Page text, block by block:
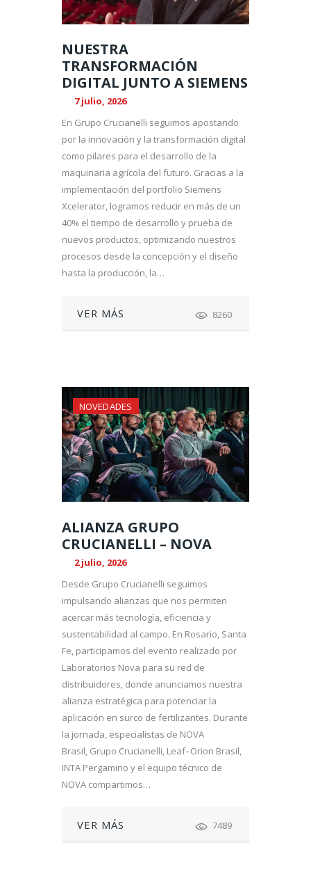
NUESTRA
TRANSFORMACIÓN
DIGITAL JUNTO A SIEMENS
7 julio, 2026
En Grupo Crucianelli seguimos apostando
por la innovación y la transformación digital
como pilares para el desarrollo de la
maquinaria agrícola del futuro. Gracias a la
implementación del portfolio Siemens
Xcelerator, logramos reducir en más de un
40% el tiempo de desarrollo y prueba de
nuevos productos, optimizando nuestros
procesos desde la concepción y el diseño
hasta la producción, la…
VER MÁS 8260
NOVEDADES
ALIANZA GRUPO
CRUCIANELLI – NOVA
2 julio, 2026
Desde Grupo Crucianelli seguimos
impulsando alianzas que nos permiten
acercar más tecnología, eficiencia y
sustentabilidad al campo. En Rosario, Santa
Fe, participamos del evento realizado por
Laboratorios Nova para su red de
distribuidores, donde anunciamos nuestra
alianza estratégica para potenciar la
aplicación en surco de fertilizantes. Durante
la jornada, especialistas de NOVA
Brasil, Grupo Crucianelli, Leaf–Orion Brasil,
INTA Pergamino y el equipo técnico de
NOVA compartimos…
VER MÁS 7489